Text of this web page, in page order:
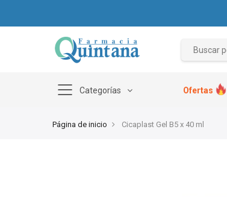
Categorías Ofertas
Página de inicio Cicaplast Gel B5 x 40 ml